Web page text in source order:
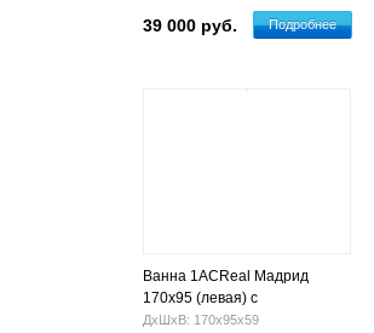
39 000 руб. Подробнее
Ванна 1ACReal Мадрид
170х95 (левая) с
гидромассажем
ДхШхВ: 170х95х59